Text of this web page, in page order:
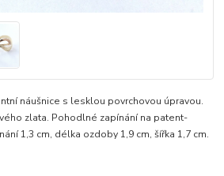
náušnice s lesklou povrchovou úpravou.
zlata. Pohodlné zapínání na patent-
1,3 cm, délka ozdoby 1,9 cm, šířka 1,7 cm.